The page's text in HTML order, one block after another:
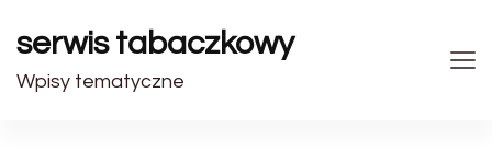
serwis tabaczkowy
Wpisy tematyczne